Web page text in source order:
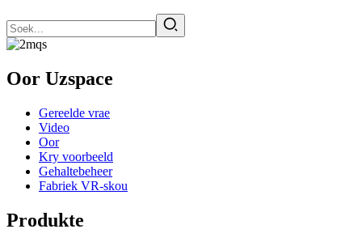
Oor Uzspace
Gereelde vrae
Video
Oor
Kry voorbeeld
Gehaltebeheer
Fabriek VR-skou
Produkte